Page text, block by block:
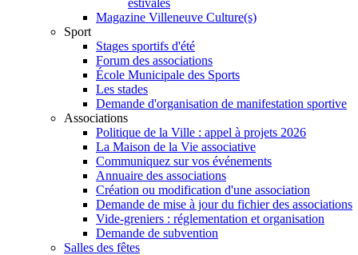
estivales
Magazine Villeneuve Culture(s)
Sport
Stages sportifs d'été
Forum des associations
École Municipale des Sports
Les stades
Demande d'organisation de manifestation sportive
Associations
Politique de la Ville : appel à projets 2026
La Maison de la Vie associative
Communiquez sur vos événements
Annuaire des associations
Création ou modification d'une association
Demande de mise à jour du fichier des associations
Vide-greniers : réglementation et organisation
Demande de subvention
Salles des fêtes